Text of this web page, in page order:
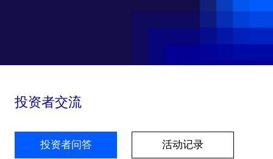
投资者交流
投资者问答 活动记录